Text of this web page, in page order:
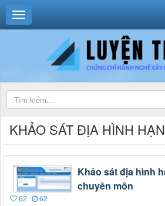
KHẢO SÁT ĐỊA HÌNH
Khảo sát địa hình
chuyên môn
62
62